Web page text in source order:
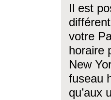
Il est
votre
horaire
New
fuseau
qu’aux